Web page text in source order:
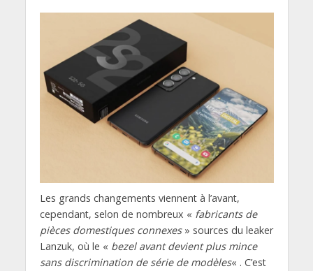
Les grands changements viennent à l’avant,
cependant, selon de nombreux « fabricants de
pièces domestiques connexes» sources du leaker
Lanzuk, où le « bezel avant devient plus mince
sans discrimination de série de modèles« . C’est